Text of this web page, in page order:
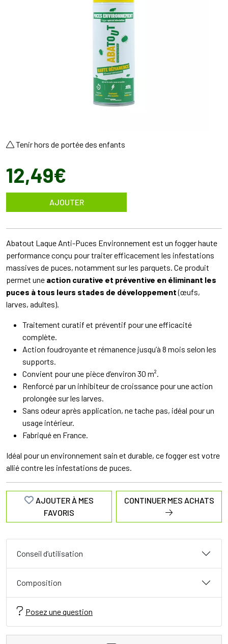
Tenir hors de portée des enfants
12,49€
AJOUTER
Abatout Laque Anti-Puces Environnement est un fogger haute
performance conçu pour traiter efficacement les infestations
massives de puces, notamment sur les parquets. Ce produit
permet une action curative et préventive en éliminant les
puces à tous leurs stades de développement(œufs,
larves, adultes).
Traitement curatif et préventif pour une efficacité
complète.
Action foudroyante et rémanence jusqu’à 8 mois selon les
supports.
Convient pour une pièce d’environ 30 m².
Renforcé par un inhibiteur de croissance pour une action
prolongée sur les larves.
Sans odeur après application, ne tache pas, idéal pour un
usage intérieur.
Fabriqué en France.
Idéal pour un environnement sain et durable, ce fogger est votre
allié contre les infestations de puces.
AJOUTER À MES
FAVORIS
CONTINUER MES ACHATS
Conseil d’utilisation
Composition
Posez une question